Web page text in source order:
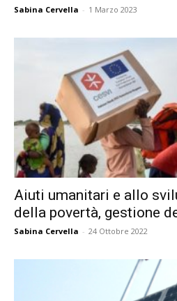
Sabina Cervella - 1 Marzo 2023
Aiuti umanitari e allo
della povertà, gestione
Sabina Cervella - 24 Ottobre 2022